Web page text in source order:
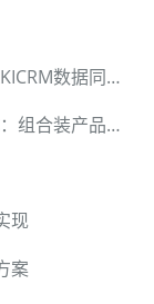
电商订单管理高效对接：聚水潭与小满OKKICRM数据同步实践
轻松实现聚水潭与小满OKKICRM数据集成：组合装产品对接案例
现
案